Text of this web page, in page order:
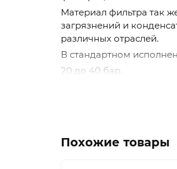
Материал фильтра так
загрязнений и
различных отраслей.
В стандартном
20 до 40 бар.
Похожие товары